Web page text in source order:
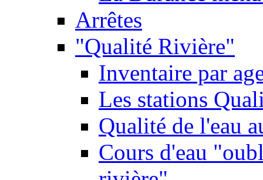
Arrêtes
"Qualité Rivière"
Inventaire par
Les stations
Qualité de l'eau
Cours d'eau